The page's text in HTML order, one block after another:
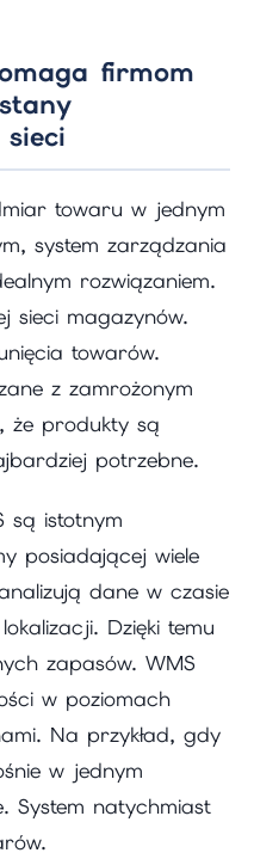
firmom
towaru w jednym
system zarządzania
rozwiązaniem.
sieci magazynów.
towarów.
z zamrożonym
że produkty są
potrzebne.
są istotnym
posiadającej wiele
dane w czasie
Dzięki temu
zapasów. WMS
w poziomach
Na przykład, gdy
w jednym
System natychmiast